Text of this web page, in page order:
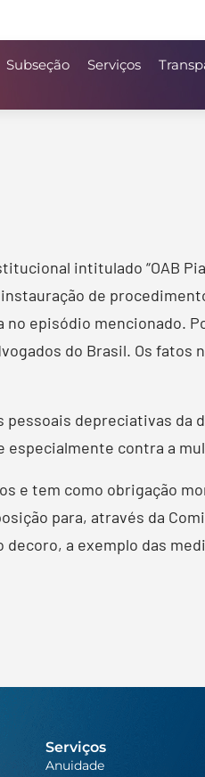
Subseção Serviços
intitulado “OAB
de
episódio mencionado.
do Brasil. Os
depreciativas da
contra a
e tem como obrigação
para, através da
a exemplo das
Serviços
Anuidade